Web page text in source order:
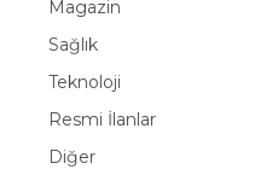
Magazin
Sağlık
Teknoloji
Resmi İlanlar
Diğer